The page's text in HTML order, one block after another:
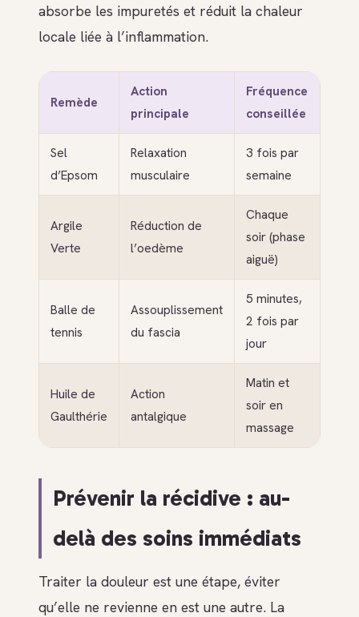
absorbe les impuretés et réduit la chaleur
locale liée à l’inflammation.
Remède
Action
principale
Fréquence
conseillée
Sel
d’Epsom
Relaxation
musculaire
3 fois par
semaine
Argile
Verte
Réduction de
l’oedème
Chaque
soir (phase
aiguë)
Balle de
tennis
Assouplissement
du fascia
5 minutes,
2 fois par
jour
Huile de
Gaulthérie
Action
antalgique
Matin et
soir en
massage
Prévenir la récidive : au-
delà des soins immédiats
Traiter la douleur est une étape, éviter
qu’elle ne revienne en est une autre. La